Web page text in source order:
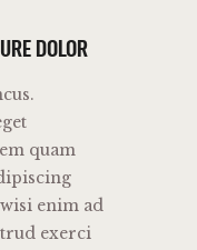
DOLOR
quam
enim ad
exerci